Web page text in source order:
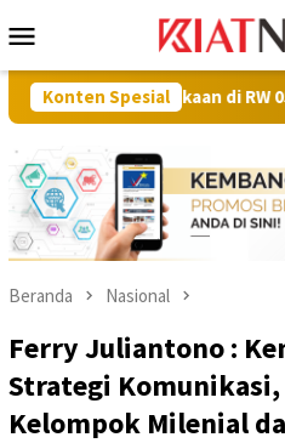
ke
Mobile
Konten Spesial
di RW 05 Anawai
Beranda Nasional
Ferry Juliantono :
Strategi
Kelompok Milenial